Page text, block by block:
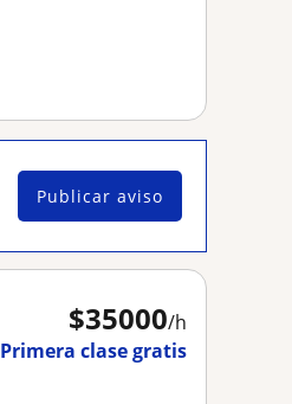
Publicar aviso
$35000/h
Primera clase gratis